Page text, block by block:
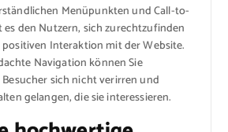
Menüpunkten und Call-to-
den Nutzern, sich zurechtzufinden
Interaktion mit der Website.
Navigation können Sie
sich nicht verirren und
gelangen, die sie interessieren.